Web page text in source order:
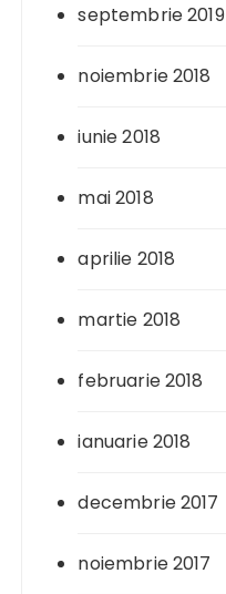
septembrie 2019
noiembrie 2018
iunie 2018
mai 2018
aprilie 2018
martie 2018
februarie 2018
ianuarie 2018
decembrie 2017
noiembrie 2017